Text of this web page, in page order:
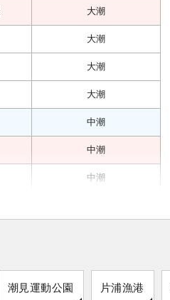
大潮
大潮
大潮
大潮
中潮
中潮
中潮
潮見運動公園 片浦漁港